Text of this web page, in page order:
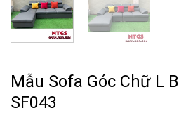
Mẫu Sofa Góc Chữ L
SF043